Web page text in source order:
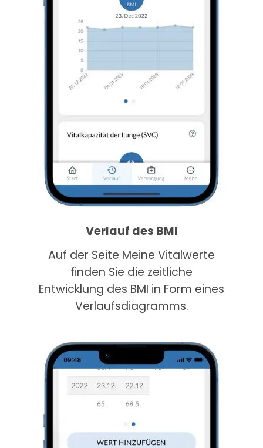
Verlauf des BMI
Auf der Seite Meine Vitalwerte
finden Sie die zeitliche
Entwicklung des BMI in Form eines
Verlaufsdiagramms.